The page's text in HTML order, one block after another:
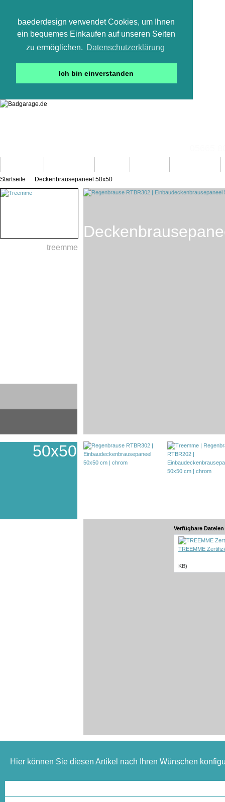
baederdesign verwendet Cookies, um Ihnen
ein bequemes Einkaufen auf unseren Seiten
zu ermöglichen. Datenschutzerklärung
Ich bin einverstanden
Startseite Deckenbrausepaneel 50x50
treemme
50x50
Verfügbare
TREEMME
KB)
Hier können Sie diesen Artikel nach Ihren Wünschen